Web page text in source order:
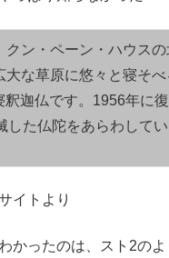
クン・ペーン・ハウス
な草原に悠々と寝そべ
迦仏です。1956年に
した仏陀をあらわしてい
イトより
かったのは、スト2のよ